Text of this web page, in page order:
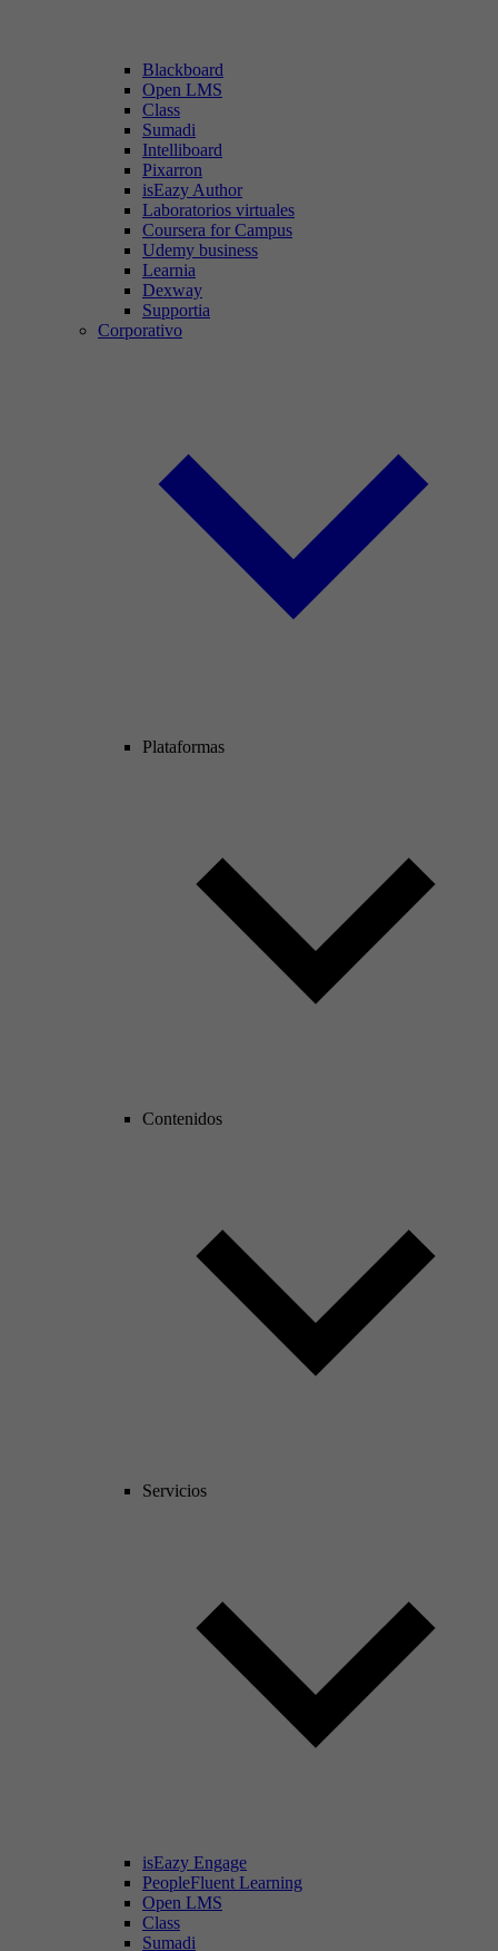
Blackboard
Open LMS
Class
Sumadi
Intelliboard
Pixarron
isEazy Author
Laboratorios virtuales
Coursera for Campus
Udemy business
Learnia
Dexway
Supportia
Corporativo
Plataformas
Contenidos
Servicios
isEazy Engage
PeopleFluent Learning
Open LMS
Class
Sumadi